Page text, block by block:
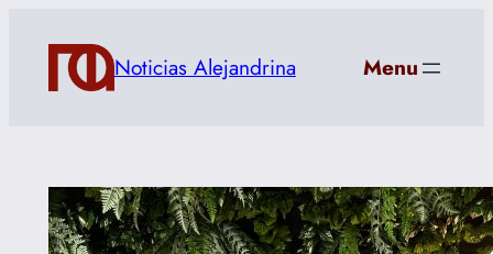
contenido
Noticias Alejandrina Menu